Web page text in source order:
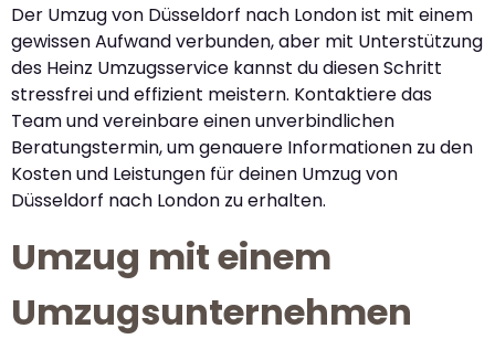
Der Umzug von Düsseldorf nach London ist mit einem
gewissen Aufwand verbunden, aber mit Unterstützung
des Heinz Umzugsservice kannst du diesen Schritt
stressfrei und effizient meistern. Kontaktiere das
Team und vereinbare einen unverbindlichen
Beratungstermin, um genauere Informationen zu den
Kosten und Leistungen für deinen Umzug von
Düsseldorf nach London zu erhalten.
Umzug mit einem
Umzugsunternehmen